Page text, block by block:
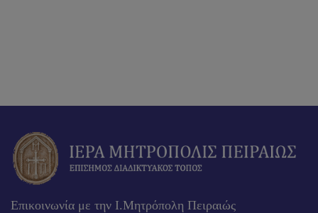
Επικοινωνία με την Ι.Μητρόπολη Πειραιώς